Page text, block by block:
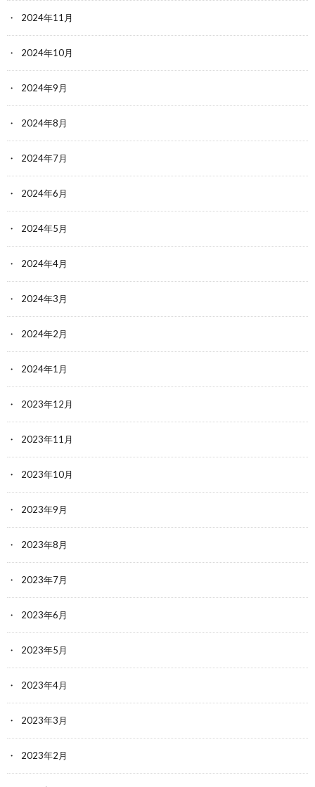
2024年11月
2024年10月
2024年9月
2024年8月
2024年7月
2024年6月
2024年5月
2024年4月
2024年3月
2024年2月
2024年1月
2023年12月
2023年11月
2023年10月
2023年9月
2023年8月
2023年7月
2023年6月
2023年5月
2023年4月
2023年3月
2023年2月